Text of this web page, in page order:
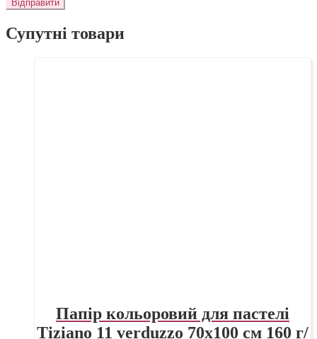
Супутні товари
Папір кольоровий для пастелі
Tiziano 11 verduzzo 70х100 см 160 г/